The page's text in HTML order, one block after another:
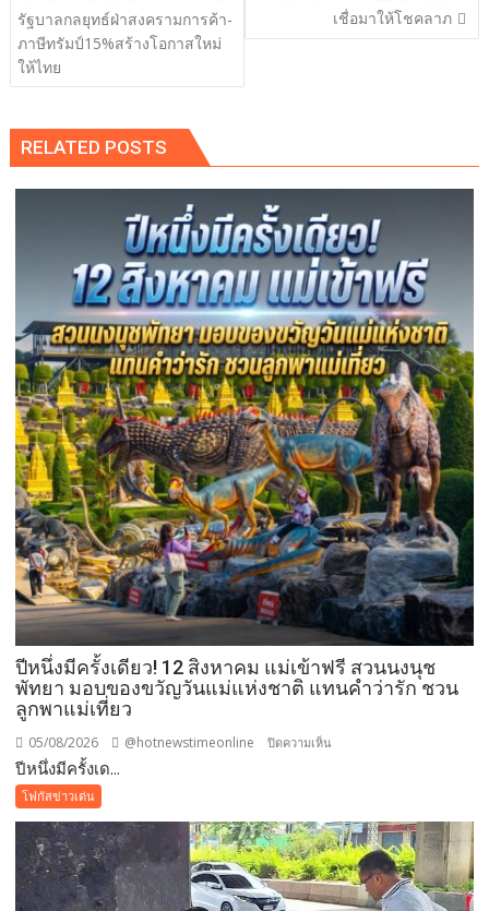
เรื่อง
รัฐบาลกลยุทธ์ฝ่าสงครามการค้า-
ภาษีทรัมป์15%สร้างโอกาสใหม่
ให้ไทย
เชื่อมาให้โชคลาภ
RELATED POSTS
ปีหนึ่งมีครั้งเดียว! 12 สิงหาคม แม่เข้าฟรี สวนนงนุช
พัทยา มอบของขวัญวันแม่แห่งชาติ แทนคำว่ารัก ชวน
ลูกพาแม่เที่ยว
05/08/2026 @hotnewstimeonline ปิดความเห็น
ครั้ง
เดียว!
12
ปีหนึ่งมีครั้งเด...
โฟกัสข่าวเด่น